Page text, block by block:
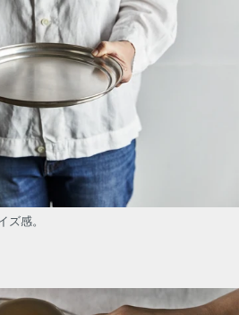
ズ感。
小サイズの直径はB5サイズの横の長さ
に近いので、グラスを4,5個ほど乗せ
られそう。
シンプルなデザインですが、水平にし
て横から見ると立ち上がりのくぼみが
とてもきれいで、うっとりしてしまい
ます。
経年変化を楽しみながら、時間をかけ
て育てるのも楽しみの一つです。